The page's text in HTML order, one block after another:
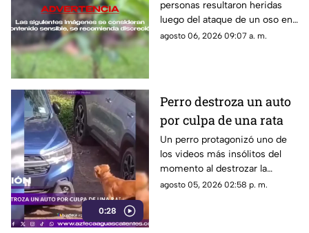
hermanos son
devorados por un oso
personas resultaron heridas
luego del ataque de un oso en
el distrito de Kanker en India;
agosto 06, 2026 09:07 a. m.
0:28
Perro destroza un auto
por culpa de una rata
Un perro protagonizó uno de
los videos más insólitos del
momento al destrozar la
defensa de un automóvil con
agosto 05, 2026 02:58 p. m.